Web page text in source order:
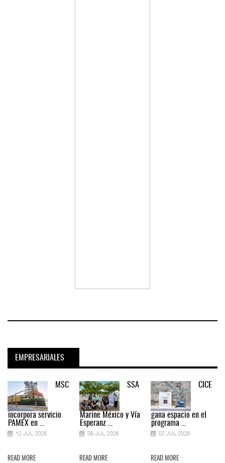
EMPRESARIALES
MSC
incorpora servicio
PAMEX en ...
12 JUL 2026
READ MORE
SSA
Marine México y Vía
Esperanz ...
06 JUL 2026
READ MORE
CICE
gana espacio en el
programa ...
02 JUL 2026
READ MORE